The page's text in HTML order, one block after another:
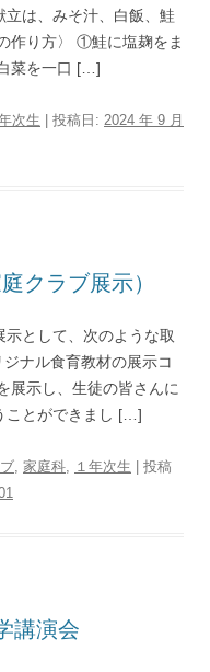
は、みそ汁、白飯、鮭
作り方〉 ①鮭に塩麹をま
菜を一口 […]
次生 | 投稿日: 2024 年 9 月
クラブ展示）
として、次のような取
ナル食育教材の展示コ
展示し、生徒の皆さんに
ことができまし […]
, 家庭科, １年次生 | 投稿
講演会